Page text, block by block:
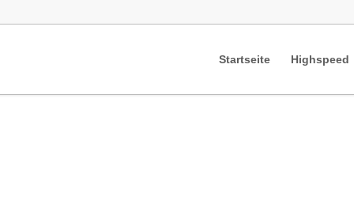
Startseite Highspeed